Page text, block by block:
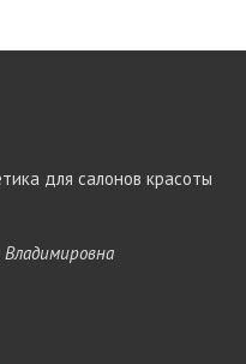
для салонов красоты